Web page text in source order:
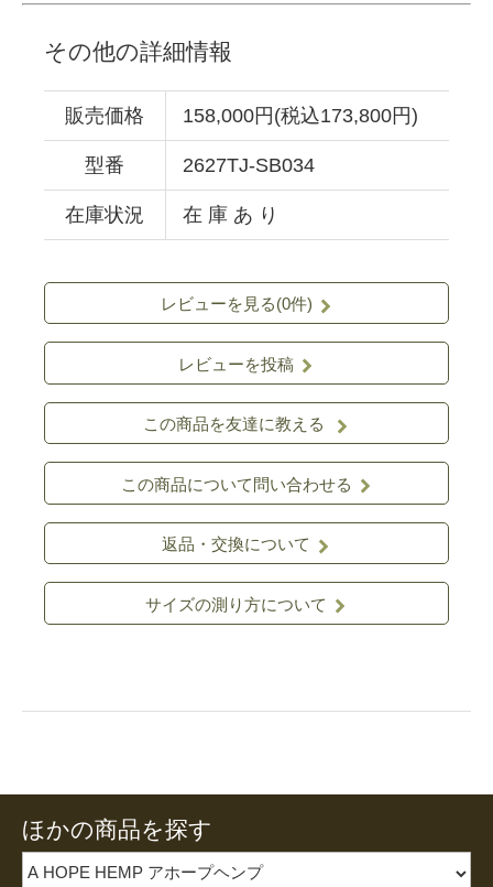
その他の詳細情報
販売価格 158,000円(税込173,800円)
型番 2627TJ-SB034
在庫状況 在 庫 あ り
レビューを見る(0件)
レビューを投稿
この商品を友達に教える
この商品について問い合わせる
返品・交換について
サイズの測り方について
ほかの商品を探す